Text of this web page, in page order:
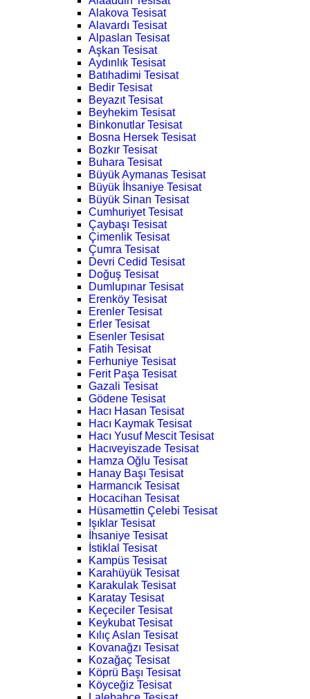
Alakova Tesisat
Alavardı Tesisat
Alpaslan Tesisat
Aşkan Tesisat
Aydınlık Tesisat
Batıhadimi Tesisat
Bedir Tesisat
Beyazıt Tesisat
Beyhekim Tesisat
Binkonutlar Tesisat
Bosna Hersek Tesisat
Bozkır Tesisat
Buhara Tesisat
Büyük Aymanas Tesisat
Büyük İhsaniye Tesisat
Büyük Sinan Tesisat
Cumhuriyet Tesisat
Çaybaşı Tesisat
Çimenlik Tesisat
Çumra Tesisat
Devri Cedid Tesisat
Doğuş Tesisat
Dumlupınar Tesisat
Erenköy Tesisat
Erenler Tesisat
Erler Tesisat
Esenler Tesisat
Fatih Tesisat
Ferhuniye Tesisat
Ferit Paşa Tesisat
Gazali Tesisat
Gödene Tesisat
Hacı Hasan Tesisat
Hacı Kaymak Tesisat
Hacı Yusuf Mescit Tesisat
Hacıveyiszade Tesisat
Hamza Oğlu Tesisat
Hanay Başı Tesisat
Harmancık Tesisat
Hocacihan Tesisat
Hüsamettin Çelebi Tesisat
Işıklar Tesisat
İhsaniye Tesisat
İstiklal Tesisat
Kampüs Tesisat
Karahüyük Tesisat
Karakulak Tesisat
Karatay Tesisat
Keçeciler Tesisat
Keykubat Tesisat
Kılıç Aslan Tesisat
Kovanağzı Tesisat
Kozağaç Tesisat
Köprü Başı Tesisat
Köyceğiz Tesisat